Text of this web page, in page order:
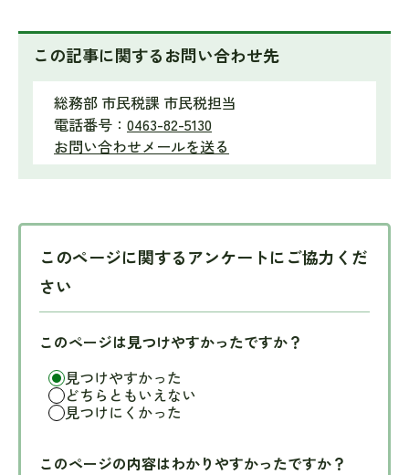
この記事に関するお問い合わせ先
総務部 市民税課 市民税担当
電話番号： 0463-82-5130
お問い合わせメールを送る
このページに関するアンケートにご協力くだ
さい
このページは見つけやすかったですか？
見つけやすかった
どちらともいえない
見つけにくかった
このページの内容はわかりやすかったですか？